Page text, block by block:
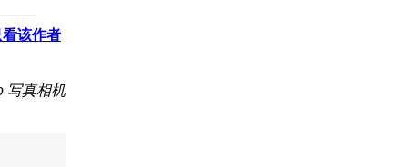
看该作者
写真相机